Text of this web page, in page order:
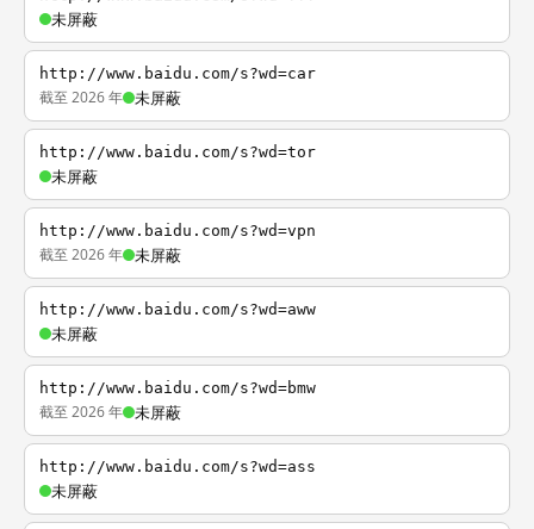
未屏蔽
http://www.baidu.com/s?wd=car
截至 2026 年 未屏蔽
http://www.baidu.com/s?wd=tor
未屏蔽
http://www.baidu.com/s?wd=vpn
截至 2026 年 未屏蔽
http://www.baidu.com/s?wd=aww
未屏蔽
http://www.baidu.com/s?wd=bmw
截至 2026 年 未屏蔽
http://www.baidu.com/s?wd=ass
未屏蔽